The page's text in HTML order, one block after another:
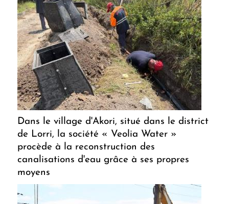
Dans le village d'Akori, situé dans le district
de Lorri, la société « Veolia Water »
procède à la reconstruction des
canalisations d'eau grâce à ses propres
moyens